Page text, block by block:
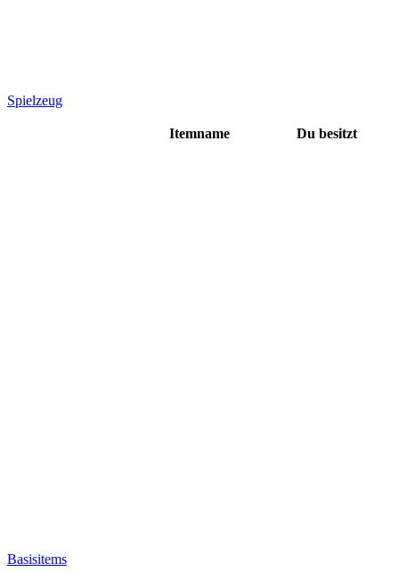
Spielzeug
Itemname Du besitzt
Basisitems